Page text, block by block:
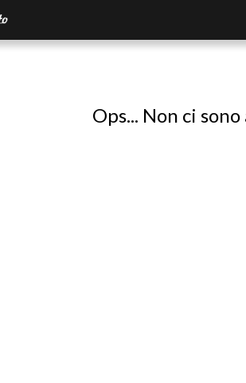
Ops... Non ci